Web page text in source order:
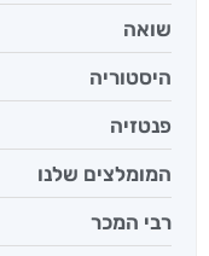
שואה
היסטוריה
פנטזיה
המומלצים שלנו
רבי המכר